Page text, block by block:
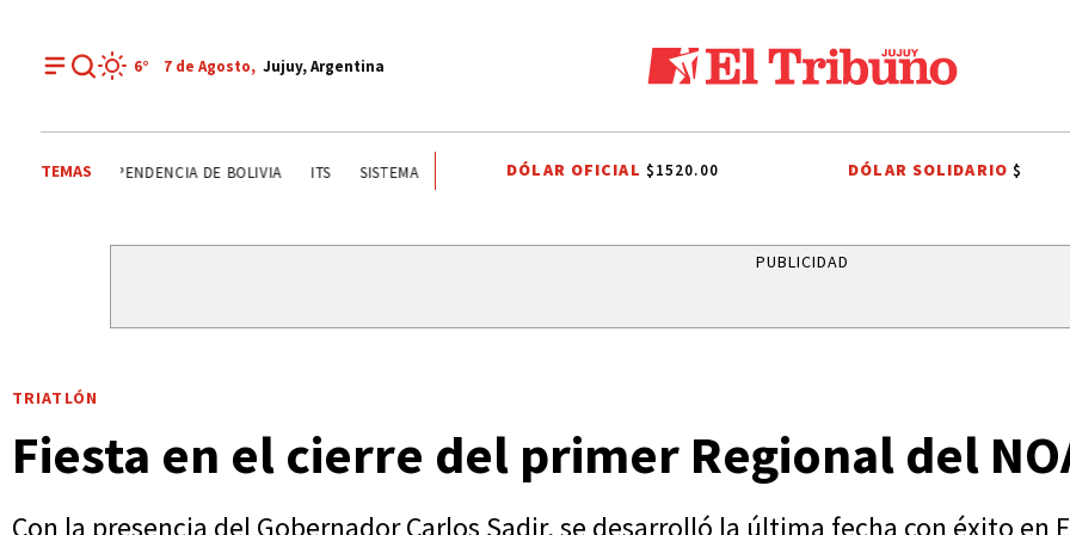
6° 7 de Agosto, Jujuy, Argentina
TEMAS FIESTAS PATRONALES A SAN CAYETANO INDEPENDENCIA DE BOLIVIA ITS SISTEMA PÚBLICO CAME JOVEN CAPITAL
DÓLAR OFICIAL $1520.00 DÓLAR SOLIDARIO$
PUBLICIDAD
TRIATLÓN
Fiesta en el cierre del primer Regional del
Con la presencia del Gobernador Carlos Sadir, se desarrolló la última fecha con éxito en